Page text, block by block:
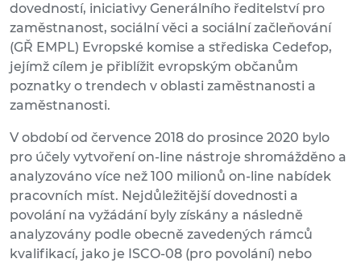
dovedností, iniciativy Generálního ředitelství pro
zaměstnanost, sociální věci a sociální začleňování
(GŘ EMPL) Evropské komise a střediska Cedefop,
jejímž cílem je přiblížit evropským občanům
poznatky o trendech v oblasti zaměstnanosti a
zaměstnanosti.
V období od července 2018 do prosince 2020 bylo
pro účely vytvoření on-line nástroje shromážděno a
analyzováno více než 100 milionů on-line nabídek
pracovních míst. Nejdůležitější dovednosti a
povolání na vyžádání byly získány a následně
analyzovány podle obecně zavedených rámců
kvalifikací, jako je ISCO-08 (pro povolání) nebo